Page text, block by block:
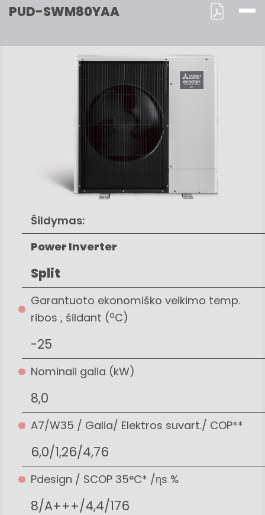
PUD-SWM80YAA
Šildymas:
Power Inverter
Split
Garantuoto ekonomiško veikimo temp.
ribos , šildant (oC)
-25
Nominali galia (kW)
8,0
A7/W35 / Galia/ Elektros suvart./ COP**
6,0/1,26/4,76
Pdesign / SCOP 35°C* /ɳs %
8/A+++/4,4/176